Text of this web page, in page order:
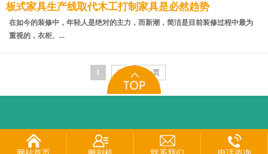
板式家具生产线取代木工打制家具是必然趋势
在如今的装修中，年轻人是绝对的主力，而新潮，简洁是目前装修过程中最为
重视的，衣柜、...
1 2 下一页